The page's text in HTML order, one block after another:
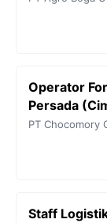
Operator
Persada
PT Chocomory
Staff